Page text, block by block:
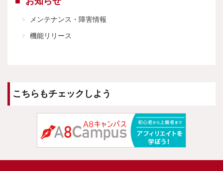
メンテナンス・障害情報
機能リリース
こちらもチェックしよう